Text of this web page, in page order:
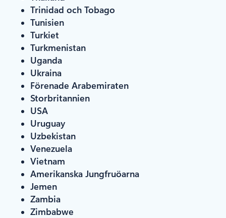
Trinidad och Tobago
Tunisien
Turkiet
Turkmenistan
Uganda
Ukraina
Förenade Arabemiraten
Storbritannien
USA
Uruguay
Uzbekistan
Venezuela
Vietnam
Amerikanska Jungfruöarna
Jemen
Zambia
Zimbabwe